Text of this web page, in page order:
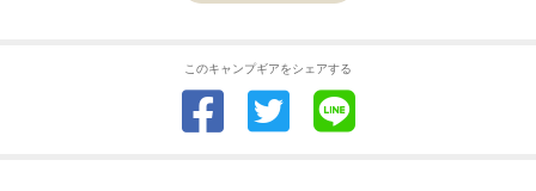
このキャンプギアをシェアする